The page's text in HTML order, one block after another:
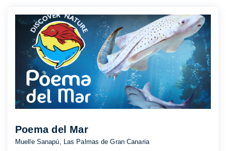
Poema del Mar
Muelle Sanapú, Las Palmas de Gran Canaria